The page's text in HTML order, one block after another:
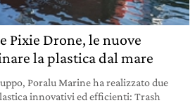
Pixie Drone, le nuove
la plastica dal mare
Poralu Marine ha realizzato due
innovativi ed efficienti: Trash